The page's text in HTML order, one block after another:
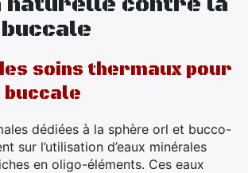
soins thermaux pour
dédiées à la sphère orl et bucco-
sur l’utilisation d’eaux minérales
en oligo-éléments. Ces eaux